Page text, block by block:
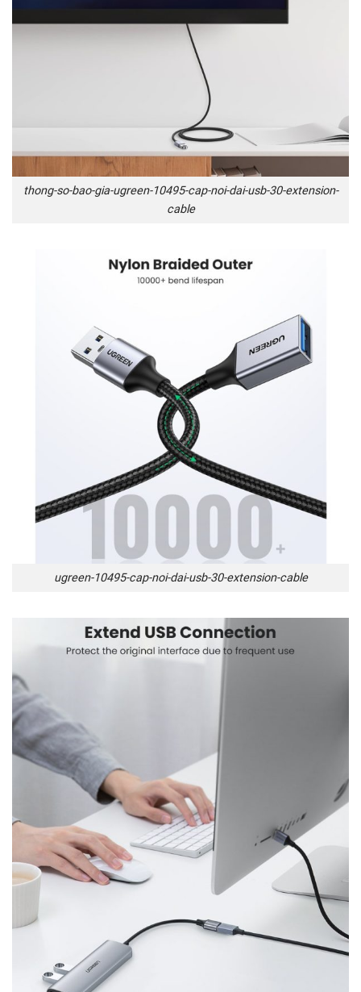
thong-so-bao-gia-ugreen-10495-cap-noi-dai-usb-30-extension-
cable
ugreen-10495-cap-noi-dai-usb-30-extension-cable